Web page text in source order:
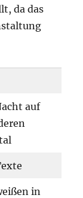
da das
auf
in